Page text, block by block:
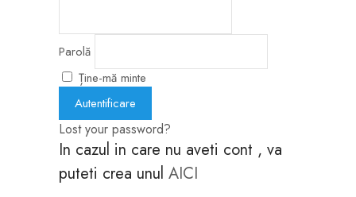
Parolă
Ține-mă minte
Lost your password?
In cazul in care nu aveti cont , va
puteti crea unul AICI